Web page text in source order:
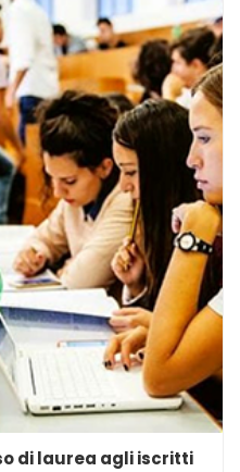
di laurea agli iscritti